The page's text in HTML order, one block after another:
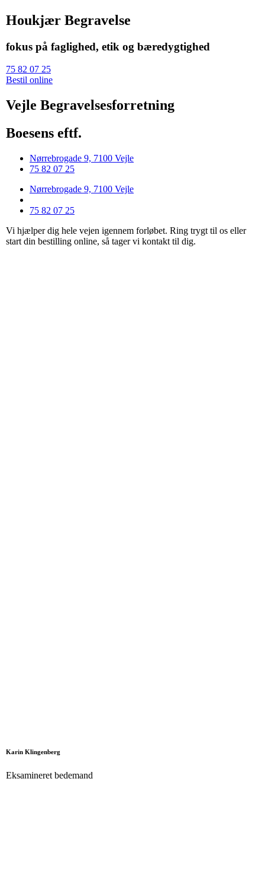
Houkjær Begravelse
fokus på faglighed, etik og bæredygtighed
75 82 07 25
Bestil online
Vejle Begravelsesforretning
Boesens eftf.
Nørrebrogade 9, 7100 Vejle
75 82 07 25
Nørrebrogade 9, 7100 Vejle
75 82 07 25
Vi hjælper dig hele vejen igennem forløbet. Ring trygt til os eller
start din bestilling online, så tager vi kontakt til dig.
Karin Klingenberg
Eksamineret bedemand